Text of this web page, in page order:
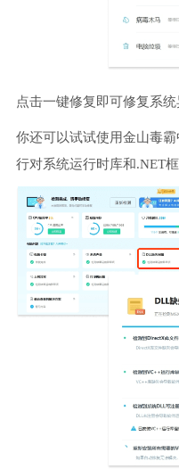
点击一键修复即可修复系统
你还可以试试使用金山毒霸
行对系统运行时库和.NET